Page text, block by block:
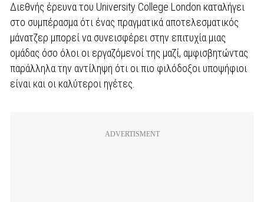
Διεθνής έρευνα του University College London καταλήγει
στο συμπέρασμα ότι ένας πραγματικά αποτελεσματικός
μάνατζερ μπορεί να συνεισφέρει στην επιτυχία μιας
ομάδας όσο όλοι οι εργαζόμενοί της μαζί, αμφισβητώντας
παράλληλα την αντίληψη ότι οι πιο φιλόδοξοι υποψήφιοι
είναι και οι καλύτεροι ηγέτες.